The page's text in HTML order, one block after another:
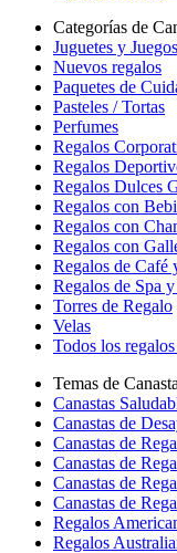
Categorías de
Juguetes y Juegos
Nuevos regalos
Paquetes de
Pasteles / Tortas
Perfumes
Regalos
Regalos
Regalos Dulces
Regalos con
Regalos con
Regalos con
Regalos de Café
Regalos de Spa
Torres de Regalo
Velas
Todos los
Temas de
Canastas
Canastas de
Canastas de
Canastas de
Canastas de
Canastas de
Regalos
Regalos